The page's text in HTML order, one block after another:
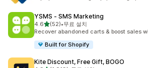
YSMS ‑ SMS Marketing
4.6별 5개 중
(52)
총 리뷰 52개
•무료 설치
Recover abandoned carts & boost sales
Built for Shopify
Kite Discount, Free Gift, BOGO